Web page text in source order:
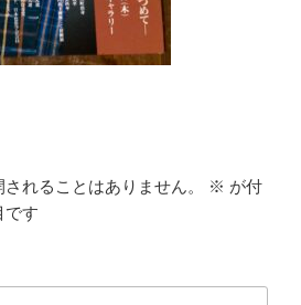
れることはありません。 ※ が付
です